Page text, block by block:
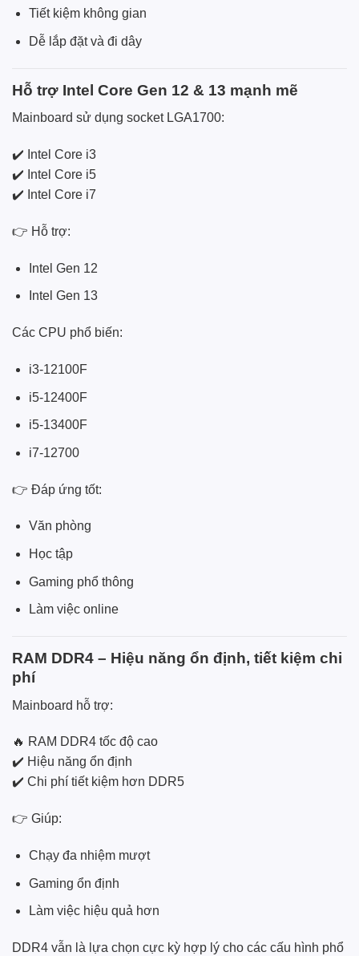
Tiết kiệm không gian
Dễ lắp đặt và đi dây
Hỗ trợ Intel Core Gen 12 & 13 mạnh mẽ
Mainboard sử dụng socket LGA1700:
✔️ Intel Core i3
✔️ Intel Core i5
✔️ Intel Core i7
👉 Hỗ trợ:
Intel Gen 12
Intel Gen 13
Các CPU phổ biến:
i3-12100F
i5-12400F
i5-13400F
i7-12700
👉 Đáp ứng tốt:
Văn phòng
Học tập
Gaming phổ thông
Làm việc online
RAM DDR4 – Hiệu năng ổn định, tiết kiệm chi
phí
Mainboard hỗ trợ:
🔥 RAM DDR4 tốc độ cao
✔️ Hiệu năng ổn định
✔️ Chi phí tiết kiệm hơn DDR5
👉 Giúp:
Chạy đa nhiệm mượt
Gaming ổn định
Làm việc hiệu quả hơn
DDR4 vẫn là lựa chọn cực kỳ hợp lý cho các cấu hình phổ